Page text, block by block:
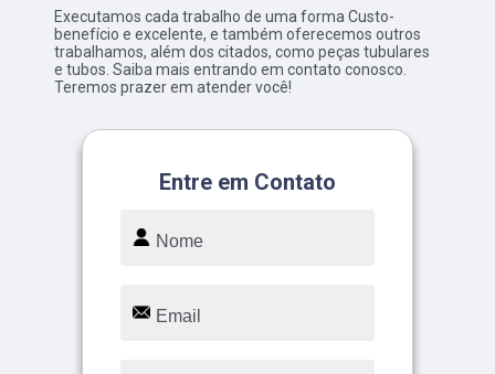
Executamos cada trabalho de uma forma Custo-
benefício e excelente, e também oferecemos outros
trabalhamos, além dos citados, como peças tubulares
e tubos. Saiba mais entrando em contato conosco.
Teremos prazer em atender você!
Entre em Contato